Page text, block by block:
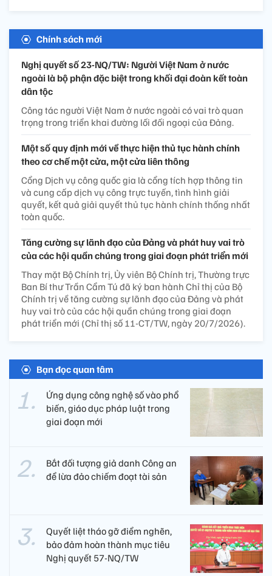
Chính sách mới
Nghị quyết số 23-NQ/TW: Người Việt Nam ở nước
ngoài là bộ phận đặc biệt trong khối đại đoàn kết toàn
dân tộc
Công tác người Việt Nam ở nước ngoài có vai trò quan
trọng trong triển khai đường lối đối ngoại của Đảng.
Một số quy định mới về thực hiện thủ tục hành chính
theo cơ chế một cửa, một cửa liên thông
Cổng Dịch vụ công quốc gia là cổng tích hợp thông tin
và cung cấp dịch vụ công trực tuyến, tình hình giải
quyết, kết quả giải quyết thủ tục hành chính thống nhất
toàn quốc.
Tăng cường sự lãnh đạo của Đảng và phát huy vai trò
của các hội quần chúng trong giai đoạn phát triển mới
Thay mặt Bộ Chính trị, Ủy viên Bộ Chính trị, Thường trực
Ban Bí thư Trần Cẩm Tú đã ký ban hành Chỉ thị của Bộ
Chính trị về tăng cường sự lãnh đạo của Đảng và phát
huy vai trò của các hội quần chúng trong giai đoạn
phát triển mới (Chỉ thị số 11-CT/TW, ngày 20/7/2026).
Bạn đọc quan tâm
Ứng dụng công nghệ số vào phổ
biến, giáo dục pháp luật trong
giai đoạn mới
Bắt đối tượng giả danh Công an
để lừa đảo chiếm đoạt tài sản
Quyết liệt tháo gỡ điểm nghẽn,
bảo đảm hoàn thành mục tiêu
Nghị quyết 57-NQ/TW